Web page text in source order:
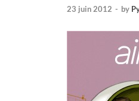
23 juin 2012 - by